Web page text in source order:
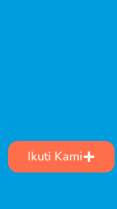
Ikuti Kami